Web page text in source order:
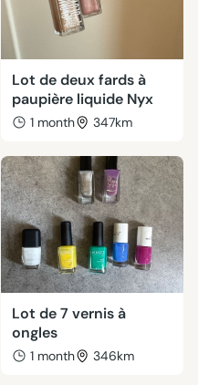
Lot de deux fards à
paupière liquide Nyx
1 month 347km
Lot de 7 vernis à
ongles
1 month 346km